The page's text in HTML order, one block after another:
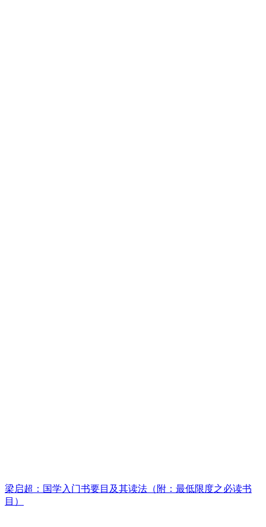
梁启超：国学入门书要目及其读法（附：最低限度之必读书
目）